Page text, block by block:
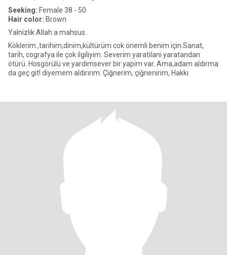
Seeking: Female 38 - 50
Hair color: Brown
Yalnizlik Allah a mahsus.
Köklerim ,tarihim,dinim,kültürüm cok önemli benim için.Sanat,
tarih, cografya ile çok ilgiliyim. Severim yaratilani yaratandan
ötürü. Hosgörülü ve yardimsever bir yapim var. Ama,adam aldırma
da geç git! diyemem aldırırım. Çiğnerim, çiğnenirim, Hakkı